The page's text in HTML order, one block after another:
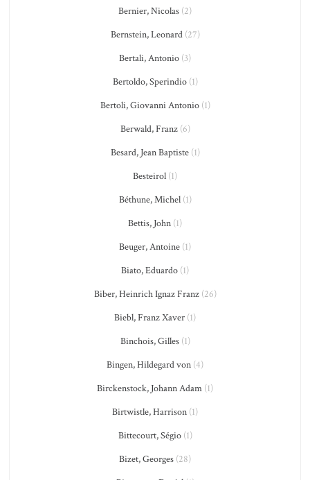
Bernier, Nicolas (2)
Bernstein, Leonard(27)
Bertali, Antonio (3)
Bertoldo, Sperindio(1)
Bertoli, Giovanni Antonio(1)
Berwald, Franz(6)
Besard, Jean Baptiste(1)
Besteirol (1)
Béthune, Michel(1)
Bettis, John (1)
Beuger, Antoine (1)
Biato, Eduardo (1)
Biber, Heinrich Ignaz Franz(26)
Biebl, Franz Xaver (1)
Binchois, Gilles(1)
Bingen, Hildegard von (4)
Birckenstock, Johann Adam (1)
Birtwistle, Harrison (1)
Bittecourt, Ségio(1)
Bizet, Georges (28)